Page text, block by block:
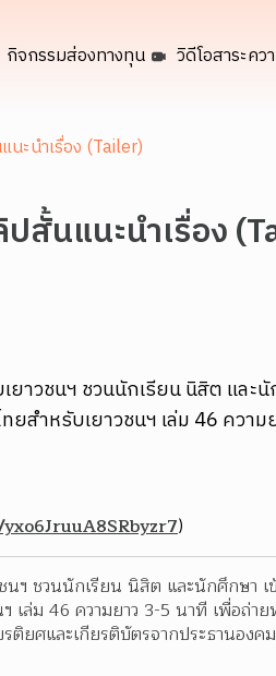
กิจกรรมส่องทางทุน วิดีโอสาระคว
ะนำเรื่อง (Tailer)
สั้นแนะนำเรื่อง
ยาวชนฯ ชวนนักเรียน นิสิต แล
ยสำหรับเยาวชนฯ เล่ม 46 ควา
)
นฯ ชวนนักเรียน นิสิต และนักศึกษา
เล่ม 46 ความยาว 3-5 นาที เพื่อถ่า
ยศและเกียรติบัตรจากประธานองค